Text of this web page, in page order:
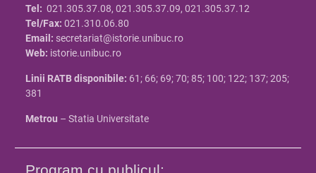
Tel: 021.305.37.08, 021.305.37.09, 021.305.37.12
Tel/Fax: 021.310.06.80
Email: secretariat@istorie.unibuc.ro
Web: istorie.unibuc.ro
Linii RATB disponibile: 61; 66; 69; 70; 85; 100; 122; 137; 205;
381
Metrou – Statia Universitate